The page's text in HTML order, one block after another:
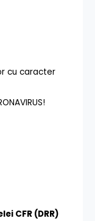
cu caracter
CFR (DRR)